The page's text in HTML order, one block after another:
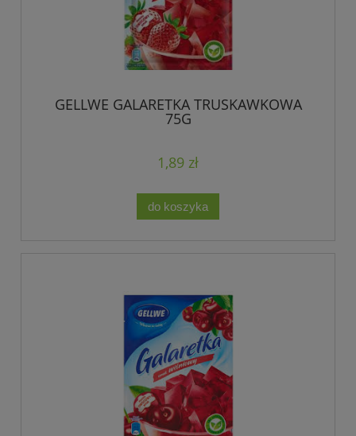
GELLWE GALARETKA TRUSKAWKOWA
75G
1,89 zł
do koszyka